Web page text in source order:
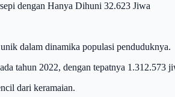
dengan Hanya Dihuni 32.623 Jiwa
dalam dinamika populasi penduduknya.
tahun 2022, dengan tepatnya 1.312.573
dari keramaian.